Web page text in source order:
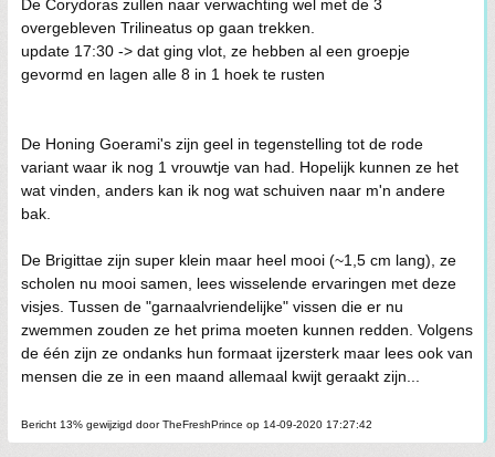
De Corydoras zullen naar verwachting wel met de 3
overgebleven Trilineatus op gaan trekken.
update 17:30 -> dat ging vlot, ze hebben al een groepje
gevormd en lagen alle 8 in 1 hoek te rusten
De Honing Goerami's zijn geel in tegenstelling tot de rode
variant waar ik nog 1 vrouwtje van had. Hopelijk kunnen ze het
wat vinden, anders kan ik nog wat schuiven naar m'n andere
bak.
De Brigittae zijn super klein maar heel mooi (~1,5 cm lang), ze
scholen nu mooi samen, lees wisselende ervaringen met deze
visjes. Tussen de "garnaalvriendelijke" vissen die er nu
zwemmen zouden ze het prima moeten kunnen redden. Volgens
de één zijn ze ondanks hun formaat ijzersterk maar lees ook van
mensen die ze in een maand allemaal kwijt geraakt zijn...
Bericht 13% gewijzigd door TheFreshPrince op 14-09-2020 17:27:42